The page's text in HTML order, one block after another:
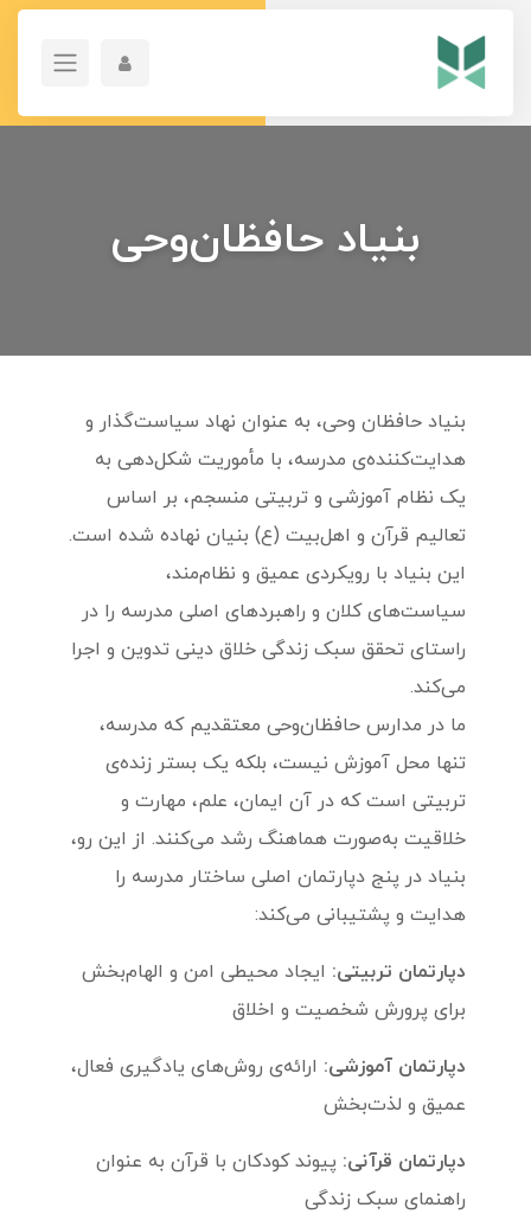
بنیاد حافظان‌وحی
بنیاد حافظان وحی، به عنوان نهاد سیاست‌گذار و
هدایت‌کننده‌ی مدرسه، با مأموریت شکل‌دهی به
یک نظام آموزشی و تربیتی منسجم، بر اساس
تعالیم قرآن و اهل‌بیت (ع) بنیان نهاده شده است.
این بنیاد با رویکردی عمیق و نظام‌مند،
سیاست‌های کلان و راهبردهای اصلی مدرسه را در
راستای تحقق سبک زندگی خلاق دینی تدوین و اجرا
می‌کند.
ما در مدارس حافظان‌وحی معتقدیم که مدرسه،
تنها محل آموزش نیست، بلکه یک بستر زنده‌ی
تربیتی است که در آن ایمان، علم، مهارت و
خلاقیت به‌صورت هماهنگ رشد می‌کنند. از این رو،
بنیاد در پنج دپارتمان اصلی ساختار مدرسه را
هدایت و پشتیبانی می‌کند:
دپارتمان تربیتی: ایجاد محیطی امن و الهام‌بخش
برای پرورش شخصیت و اخلاق
دپارتمان آموزشی: ارائه‌ی روش‌های یادگیری فعال،
عمیق و لذت‌بخش
دپارتمان قرآنی: پیوند کودکان با قرآن به عنوان
راهنمای سبک زندگی